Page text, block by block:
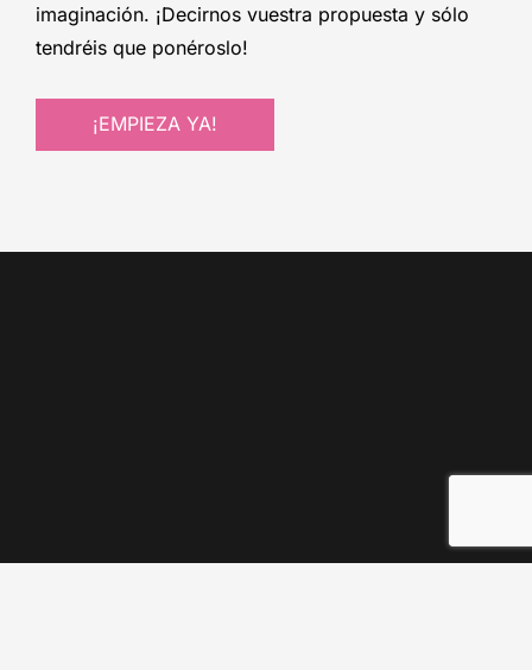
imaginación. ¡Decirnos vuestra propuesta y sólo
tendréis que ponéroslo!
¡EMPIEZA YA!